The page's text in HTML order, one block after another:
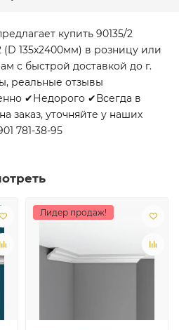
купить 90135/2
(D 135х2400мм) в розницу или
с быстрой доставкой до г.
реальные отзывы
✔Недорого ✔Всегда в
заказ, уточняйте у наших
781-38-95
Лидер продаж!